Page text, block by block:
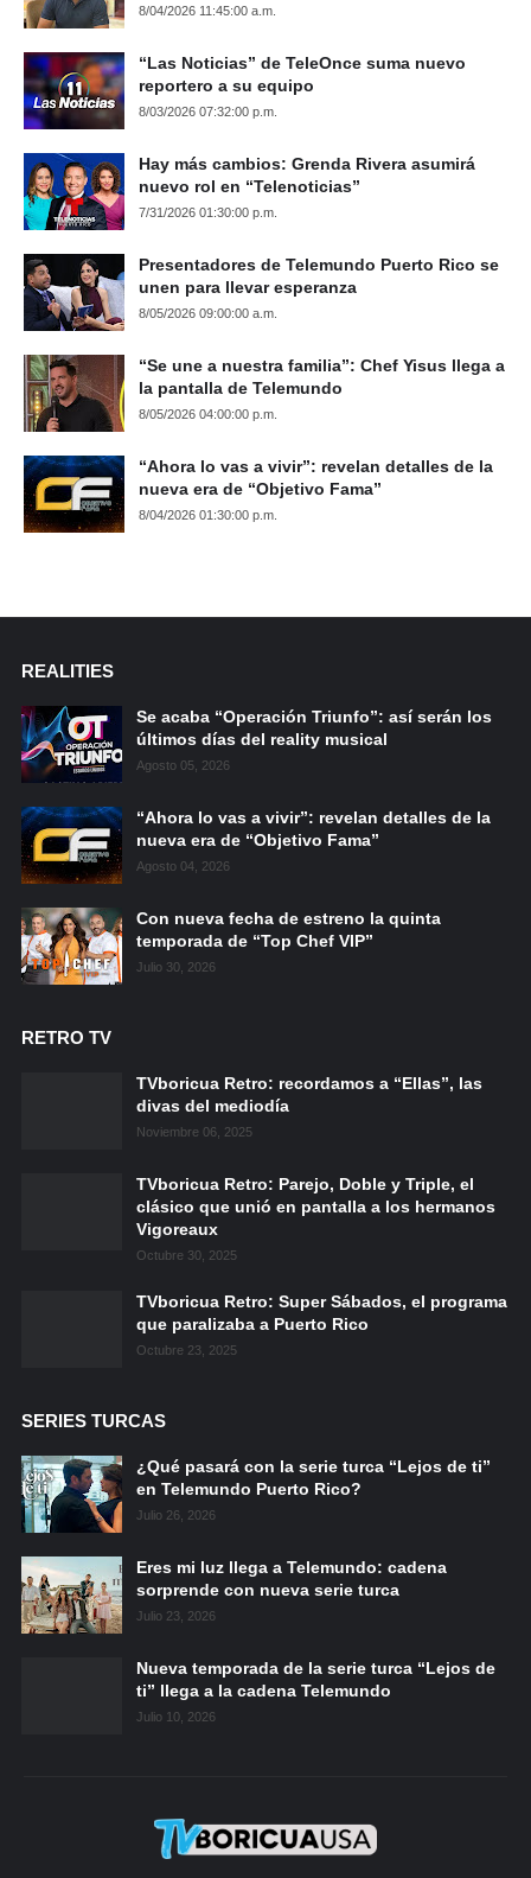
8/04/2026 11:45:00 a.m.
“Las Noticias” de TeleOnce suma nuevo
reportero a su equipo
8/03/2026 07:32:00 p.m.
Hay más cambios: Grenda Rivera asumirá
nuevo rol en “Telenoticias”
7/31/2026 01:30:00 p.m.
Presentadores de Telemundo Puerto Rico se
unen para llevar esperanza
8/05/2026 09:00:00 a.m.
“Se une a nuestra familia”: Chef Yisus llega a
la pantalla de Telemundo
8/05/2026 04:00:00 p.m.
“Ahora lo vas a vivir”: revelan detalles de la
nueva era de “Objetivo Fama”
8/04/2026 01:30:00 p.m.
REALITIES
Se acaba “Operación Triunfo”: así serán los
últimos días del reality musical
Agosto 05, 2026
“Ahora lo vas a vivir”: revelan detalles de la
nueva era de “Objetivo Fama”
Agosto 04, 2026
Con nueva fecha de estreno la quinta
temporada de “Top Chef VIP”
Julio 30, 2026
RETRO TV
TVboricua Retro: recordamos a “Ellas”, las
divas del mediodía
Noviembre 06, 2025
TVboricua Retro: Parejo, Doble y Triple, el
clásico que unió en pantalla a los hermanos
Vigoreaux
Octubre 30, 2025
TVboricua Retro: Super Sábados, el programa
que paralizaba a Puerto Rico
Octubre 23, 2025
SERIES TURCAS
¿Qué pasará con la serie turca “Lejos de ti”
en Telemundo Puerto Rico?
Julio 26, 2026
Eres mi luz llega a Telemundo: cadena
sorprende con nueva serie turca
Julio 23, 2026
Nueva temporada de la serie turca “Lejos de
ti” llega a la cadena Telemundo
Julio 10, 2026